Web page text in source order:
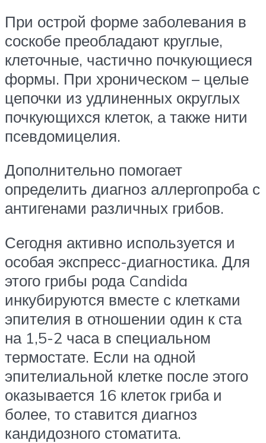
При острой форме заболевания в
соскобе преобладают круглые,
клеточные, частично почкующиеся
формы. При хроническом – целые
цепочки из удлиненных округлых
почкующихся клеток, а также нити
псевдомицелия.
Дополнительно помогает
определить диагноз аллергопроба с
антигенами различных грибов.
Сегодня активно используется и
особая экспресс-диагностика. Для
этого грибы рода Candida
инкубируются вместе с клетками
эпителия в отношении один к ста
на 1,5-2 часа в специальном
термостате. Если на одной
эпителиальной клетке после этого
оказывается 16 клеток гриба и
более, то ставится диагноз
кандидозного стоматита.